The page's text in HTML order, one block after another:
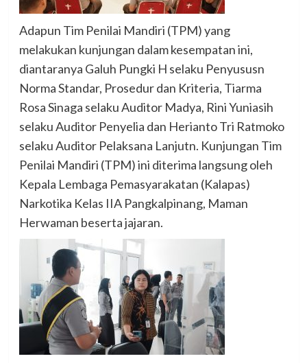
Adapun Tim Penilai Mandiri (TPM) yang
melakukan kunjungan dalam kesempatan ini,
diantaranya Galuh Pungki H selaku Penyususn
Norma Standar, Prosedur dan Kriteria, Tiarma
Rosa Sinaga selaku Auditor Madya, Rini Yuniasih
selaku Auditor Penyelia dan Herianto Tri Ratmoko
selaku Auditor Pelaksana Lanjutn. Kunjungan Tim
Penilai Mandiri (TPM) ini diterima langsung oleh
Kepala Lembaga Pemasyarakatan (Kalapas)
Narkotika Kelas IIA Pangkalpinang, Maman
Herwaman beserta jajaran.